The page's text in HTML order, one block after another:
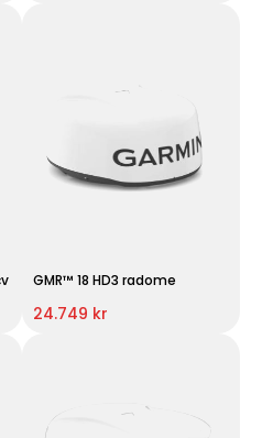
GMR™ 18 HD3 radome
24.749 kr